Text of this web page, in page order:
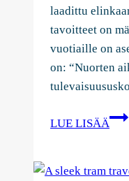
laadittu
tavoitteet on
vuotiaille on
on: “Nuorten
LUE LISÄÄ